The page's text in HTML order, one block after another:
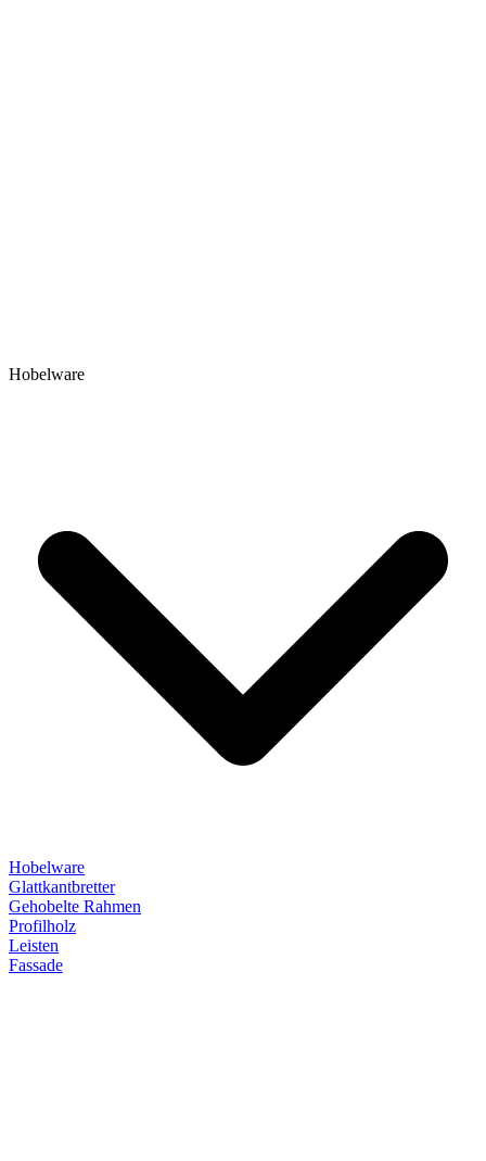
Hobelware
Hobelware
Glattkantbretter
Gehobelte Rahmen
Profilholz
Leisten
Fassade